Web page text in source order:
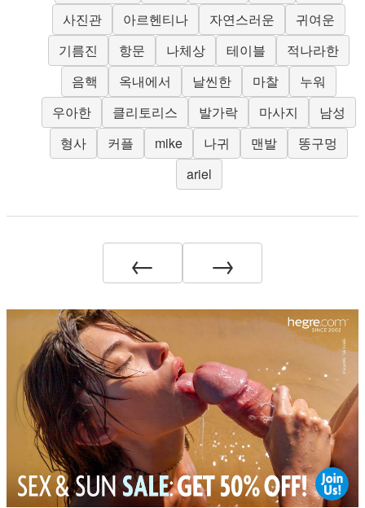
사진관
아르헨티나 자연스러운
귀여운
기름진
항문 나체상 테이블
적나라한
음핵
옥내에서 날씬한 마찰
누워
우아한
클리토리스 발가락 마사지
남성
형사
커플 mike 나귀 맨발
똥구멍
ariel
← →